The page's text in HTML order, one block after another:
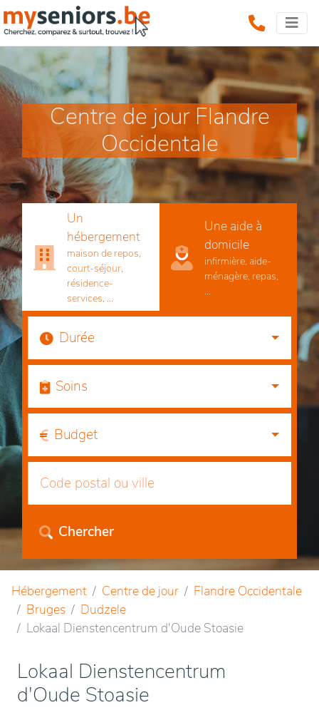
Centre de jour Flandre
Occidentale
Un
hébergement
maison de repos,
court-séjour,
résidence-
services, ...
Une aide à
domicile
infirmière, aide-
ménagère, repas,
...
Durée
Soins
Budget
Chercher
Hébergement Centre de jour
Flandre Occidentale
Bruges
Dudzele
Lokaal Dienstencentrum d'Oude Stoasie
Lokaal Dienstencentrum
d'Oude Stoasie